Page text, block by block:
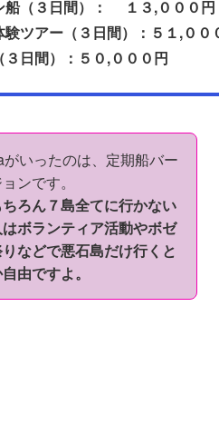
船（３日間）： １３,０００円
験ツアー（３日間）：５１,００
３日間）：５０,０００円
がいったのは、定期船バー
ンです。
ちろん７島全てに行かない
はボランティア活動やボゼ
などで悪石島だけ行くと
由ですよ。